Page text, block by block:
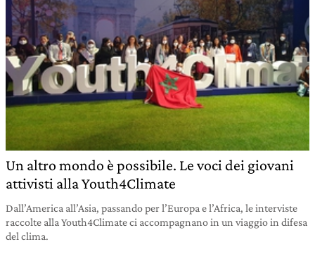
Un altro mondo è possibile. Le voci dei giovani
attivisti alla Youth4Climate
Dall’America all’Asia, passando per l’Europa e l’Africa, le interviste
raccolte alla Youth4Climate ci accompagnano in un viaggio in difesa
del clima.